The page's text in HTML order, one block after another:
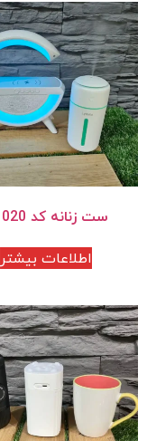
ست زنانه کد Z1020
اطلاعات بیشتر